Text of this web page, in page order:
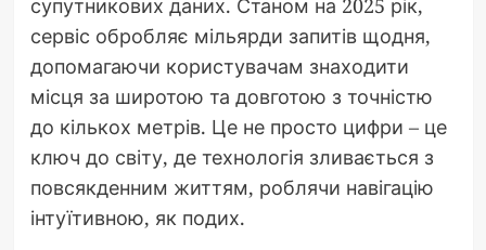
супутникових даних. Станом на 2025 рік,
сервіс обробляє мільярди запитів щодня,
допомагаючи користувачам знаходити
місця за широтою та довготою з точністю
до кількох метрів. Це не просто цифри – це
ключ до світу, де технологія зливається з
повсякденним життям, роблячи навігацію
інтуїтивною, як подих.